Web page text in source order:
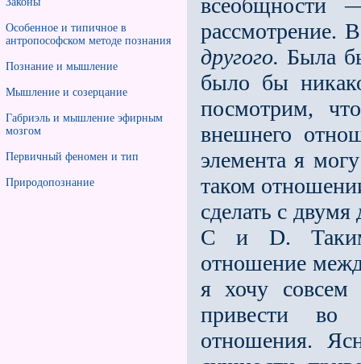
Особенное и типичное в
антропософском методе познания
Познание и мышление
Мышление и созерцание
Габриэль и мышление эфирным
мозгом
Первичный феномен и тип
Природопознание
всеобщности
другого. Была
было бы
посмотрим,
внешнего
элемента я
таком
сделать с
С и D. Таким
отношение
я хочу
привести во
отношения.